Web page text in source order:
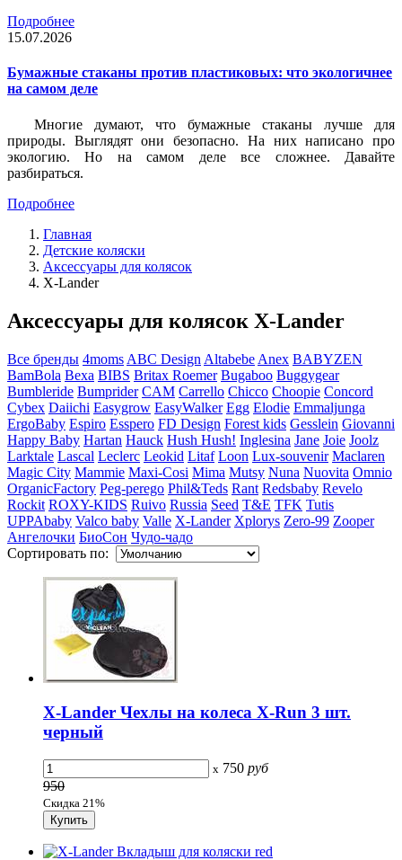
Подробнее
15.07.2026
Бумажные стаканы против пластиковых: что экологичнее
на самом деле
Многие думают, что бумажные стаканы лучше для
природы. Выглядят они безопасно. На них написано про
экологию. Но на самом деле все сложнее. Давайте
разбираться.
Подробнее
Главная
Детские коляски
Аксессуары для колясок
X-Lander
Аксессуары для колясок X-Lander
Все бренды 4moms ABC Design Altabebe Anex BABYZEN
BamBola Bexa BIBS Britax Roemer Bugaboo Buggygear
Bumbleride Bumprider CAM Carrello Chicco Choopie Concord
Cybex Daiichi Easygrow EasyWalker Egg Elodie Emmaljunga
ErgoBaby Espiro Esspero FD Design Forest kids Gesslein Giovanni
Happy Baby Hartan Hauck Hush Hush! Inglesina Jane Joie Joolz
Larktale Lascal Leclerc Leokid Litaf Loon Lux-souvenir Maclaren
Magic City Mammie Maxi-Cosi Mima Mutsy Nuna Nuovita Omnio
OrganicFactory Peg-perego Phil&Teds Rant Redsbaby Revelo
Rockit ROXY-KIDS Ruivo Russia Seed T&E TFK Tutis
UPPAbaby Valco baby Valle X-Lander Xplorys Zero-99 Zooper
Ангелочки БиоСон Чудо-чадо
Сортировать по:
X-Lander Чехлы на колеса X-Run 3 шт.
черный
x 750 руб
950
Скидка 21%